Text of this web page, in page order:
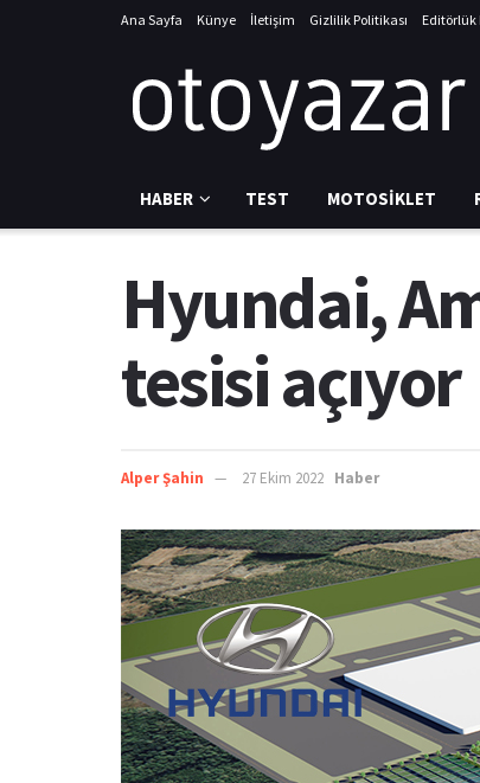
Ana Sayfa Künye İletişim Gizlilik Politikası Editörlük
HABER TEST MOTOSIKLET
Hyundai,
tesisi açıyor
Alper Şahin 27 Ekim 2022 Haber